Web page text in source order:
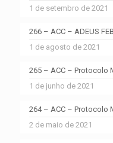
1 de setembro de 2021
266 – ACC – ADEUS
1 de agosto de 2021
265 – ACC – Protocolo
1 de junho de 2021
264 – ACC – Protocolo
2 de maio de 2021